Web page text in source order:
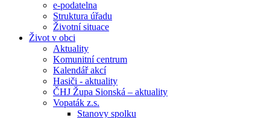
e-podatelna
Struktura úřadu
Životní situace
Život v obci
Aktuality
Komunitní centrum
Kalendář akcí
Hasiči - aktuality
ČHJ Župa Sionská – aktuality
Vopaták z.s.
Stanovy spolku